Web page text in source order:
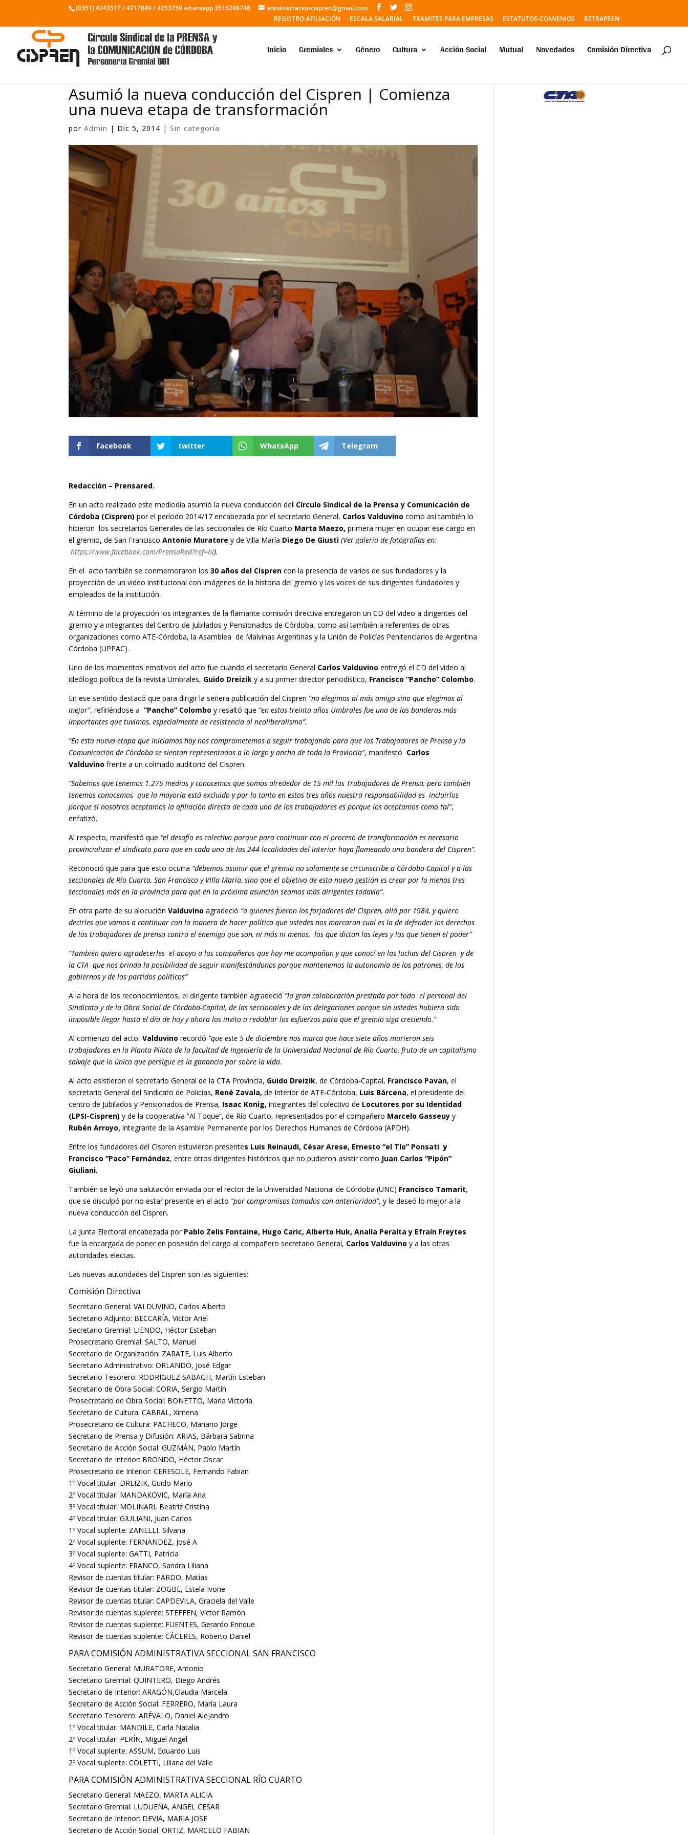
(0351) 4243517 / 4217849 / 4253759 whatsapp 3515208748
administracioncispren@gmail.com
REGISTRO-AFILIACIÓN
ESCALA SALARIAL TRAMITES PARA EMPRESAS ESTATUTOS-CONVENIOS RETRAPREN
Inicio Gremiales Género Cultura Acción Social Mutual Novedades Comisión Directiva
Asumió la nueva conducción del Cispren | Comienza
una nueva etapa de transformación
porAdmin | Dic 5, 2014 | Sin categoría
facebook twitter WhatsApp Telegram
Redacción – Prensared.
En un acto realizado este mediodía asumió la nueva conducción del Círculo Sindical de la Prensa y Comunicación de
Córdoba (Cispren) por el período 2014/17 encabezada por el secretario General, Carlos Valduvino como así también lo
hicieron los secretarios Generales de las seccionales de Río Cuarto Marta Maezo,primera mujer en ocupar ese cargo en
el gremio, de San FranciscoAntonio Muratore y de Villa María Diego De Giusti (Ver galería de fotografías en:
https://www.facebook.com/PrensaRed?ref=hl).
En el acto también se conmemoraron los 30 años del Cispren con la presencia de varios de sus fundadores y la
proyección de un video institucional con imágenes de la historia del gremio y las voces de sus dirigentes fundadores y
empleados de la institución.
Al término de la proyección los integrantes de la flamante comisión directiva entregaron un CD del video a dirigentes del
gremio y a integrantes del Centro de Jubilados y Pensionados de Córdoba, como así también a referentes de otras
organizaciones como ATE-Córdoba, la Asamblea de Malvinas Argentinas y la Unión de Policías Penitenciarios de Argentina
Córdoba (UPPAC).
Uno de los momentos emotivos del acto fue cuando el secretario General Carlos Valduvino entregó el CD del video al
ideólogo política de la revista Umbrales, Guido Dreizik y a su primer director periodístico, Francisco “Pancho” Colombo.
En ese sentido destacó que para dirigir la señera publicación del Cispren “no elegimos al más amigo sino que elegimos al
mejor”, refiriéndose a ”Pancho” Colombo y resaltó que “en estos treinta años Umbrales fue una de las banderas más
importantes que tuvimos, especialmente de resistencia al neoliberalismo”.
“En esta nueva etapa que iniciamos hoy nos comprometemos a seguir trabajando para que los Trabajadores de Prensa y la
Comunicación de Córdoba se sientan representados a lo largo y ancho de toda la Provincia”, manifestó Carlos
Valduvino frente a un colmado auditorio del Cispren.
“Sabemos que tenemos 1.275 medios y conocemos que somos alrededor de 15 mil los Trabajadores de Prensa, pero también
tenemos conocemos que la mayoría está excluido y por lo tanto en estos tres años nuestra responsabilidad es incluirlos
porque si nosotros aceptamos la afiliación directa de cada uno de los trabajadores es porque los aceptamos como tal”,
enfatizó.
Al respecto, manifestó que “el desafío es colectivo porque para continuar con el proceso de transformación es necesario
provincializar el sindicato para que en cada una de las 244 localidades del interior haya flameando una bandera del Cispren”.
Reconoció que para que esto ocurra “debemos asumir que el gremio no solamente se circunscribe a Córdoba-Capital y a las
seccionales de Río Cuarto, San Francisco y Villa María, sino que el objetivo de esta nueva gestión es crear por lo menos tres
seccionales más en la provincia para qué en la próxima asunción seamos más dirigentes todavía”.
En otra parte de su alocuciónValduvino agradeció “a quienes fueron los forjadores del Cispren, allá por 1984, y quiero
decirles que vamos a continuar con la manera de hacer política que ustedes nos marcaron cual es la de defender los derechos
de los trabajadores de prensa contra el enemigo que son, ni más ni menos, los que dictan las leyes y los que tienen el poder”
“También quiero agradecerles el apoyo a los compañeros que hoy me acompañan y que conocí en las luchas del Cispren y de
la CTA que nos brinda la posibilidad de seguir manifestándonos porque mantenemos la autonomía de los patrones, de los
gobiernos y de los partidos políticos”
A la hora de los reconocimientos, el dirigente también agradeció “la gran colaboración prestada por todo el personal del
Sindicato y de la Obra Social de Córdoba-Capital, de las seccionales y de las delegaciones porque sin ustedes hubiera sido
imposible llegar hasta el día de hoy y ahora los invito a redoblar los esfuerzos para que el gremio siga creciendo.”
Al comienzo del acto,Valduvino recordó “que este 5 de diciembre nos marca que hace siete años murieron seis
trabajadores en la Planta Piloto de la facultad de Ingeniería de la Universidad Nacional de Río Cuarto, fruto de un capitalismo
salvaje que lo único que persigue es la ganancia por sobre la vida.
Al acto asistieron el secretario General de la CTA Provincia, Guido Dreizik, de Córdoba-Capital, Francisco Pavan, el
secretario General del Sindicato de Policías, René Zavala, de Interior de ATE-Córdoba, Luis Bárcena, el presidente del
centro de Jubilados y Pensionados de Prensa, Isaac Konig, integrantes del colectivo de Locutores por su Identidad
(LPSI-Cispren) y de la cooperativa “Al Toque”, de Río Cuarto, representados por el compañero Marcelo Gasseuy y
Rubén Arroyo,integrante de la Asamble Permanente por los Derechos Humanos de Córdoba (APDH).
Entre los fundadores del Cispren estuvieron presentes Luis Reinaudi, César Arese, Ernesto “el Tío” Ponsati y
Francisco “Paco” Fernández, entre otros dirigentes históricos que no pudieron asistir como Juan Carlos “Pipón”
Giuliani.
También se leyó una salutación enviada por el rector de la Universidad Nacional de Córdoba (UNC) Francisco Tamarit,
que se disculpó por no estar presente en el acto “por compromisos tomados con anterioridad”, y le deseó lo mejor a la
nueva conducción del Cispren.
La Junta Electoral encabezada porPablo Zelis Fontaine, Hugo Caric, Alberto Huk, Analía Peralta y Efraín Freytes
fue la encargada de poner en posesión del cargo al compañero secretario General, Carlos Valduvinoy a las otras
autoridades electas.
Las nuevas autoridades del Cispren son las siguientes:
Comisión Directiva
Secretario General: VALDUVINO, Carlos Alberto
Secretario Adjunto: BECCARÍA, Victor Ariel
Secretario Gremial: LIENDO, Héctor Esteban
Prosecretario Gremial: SALTO, Manuel
Secretario de Organización: ZARATE, Luis Alberto
Secretario Administrativo: ORLANDO, José Edgar
Secretario Tesorero: RODRIGUEZ SABAGH, Martín Esteban
Secretario de Obra Social: CORIA, Sergio Martín
Prosecretario de Obra Social: BONETTO, María Victoria
Secretario de Cultura: CABRAL, Ximena
Prosecretario de Cultura: PACHECO, Mariano Jorge
Secretario de Prensa y Difusión: ARIAS, Bárbara Sabrina
Secretario de Acción Social: GUZMÁN, Pablo Martín
Secretario de Interior: BRONDO, Héctor Oscar
Prosecretario de Interior: CERESOLE, Fernando Fabian
1º Vocal titular: DREIZIK, Guido Mario
2º Vocal titular: MANDAKOVIC, María Ana
3º Vocal titular: MOLINARI, Beatriz Cristina
4º Vocal titular: GIULIANI, Juan Carlos
1º Vocal suplente: ZANELLI, Silvana
2º Vocal suplente: FERNANDEZ, José A
3º Vocal suplente: GATTI, Patricia
4º Vocal suplente: FRANCO, Sandra Liliana
Revisor de cuentas titular: PARDO, Matías
Revisor de cuentas titular: ZOGBE, Estela Ivone
Revisor de cuentas titular: CAPDEVILA, Graciela del Valle
Revisor de cuentas suplente: STEFFEN, Víctor Ramón
Revisor de cuentas suplente: FUENTES, Gerardo Enrique
Revisor de cuentas suplente: CÁCERES, Roberto Daniel
PARA COMISIÓN ADMINISTRATIVA SECCIONAL SAN FRANCISCO
Secretario General: MURATORE, Antonio
Secretario Gremial: QUINTERO, Diego Andrés
Secretario de Interior: ARAGÓN,Claudia Marcela
Secretario de Acción Social: FERRERO, María Laura
Secretario Tesorero: ARÉVALO, Daniel Alejandro
1º Vocal titular: MANDILE, Carla Natalia
2º Vocal titular: PERÍN, Miguel Angel
1º Vocal suplente: ASSUM, Eduardo Luis
2º Vocal suplente: COLETTI, Liliana del Valle
PARA COMISIÓN ADMINISTRATIVA SECCIONAL RÍO CUARTO
Secretario General: MAEZO, MARTA ALICIA
Secretario Gremial: LUDUEÑA, ANGEL CESAR
Secretario de Interior: DEVIA, MARIA JOSE
Secretario de Acción Social: ORTIZ, MARCELO FABIAN